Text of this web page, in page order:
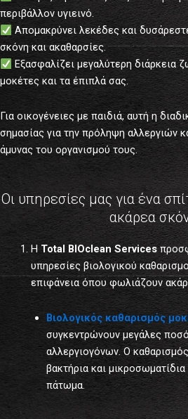
περιβάλλον υγιεινό.
Απομακρύνει λεκέδες και
σκόνη και ακαθαρσίες.
Εξασφαλίζει μεγαλύτερη διάρκεια
μοκέτες και τα έπιπλά σας.
Για οικογένειες με παιδιά, αυτή η
σημασίας για την πρόληψη αλλεργιών
άμυνας του οργανισμού τους.
Οι υπηρεσίες μας για ένα
ακάρεα
Η Total BIOclean Services
υπηρεσίες βιολογικού
επιφάνεια όπου φωλιάζουν
Βιολογικός καθαρισμός
συγκεντρώνουν μεγάλες
αλλεργιογόνων. Ο
βακτήρια και
πάτωμα.